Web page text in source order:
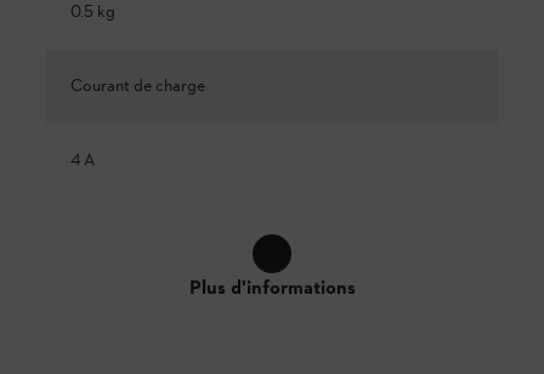
0.5 kg
Courant de charge
4 A
Plus d'informations